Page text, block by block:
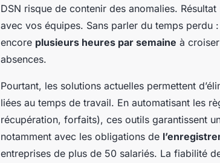
DSN risque de contenir des anomalies.
avec vos équipes. Sans parler du temps perdu
encore plusieurs heures par semaine à
absences.
Pourtant, les solutions actuelles permettent
liées au temps de travail. En automatisant les
récupération, forfaits), ces outils garantissent
notamment avec les obligations de
entreprises de plus de 50 salariés. La fiabilité